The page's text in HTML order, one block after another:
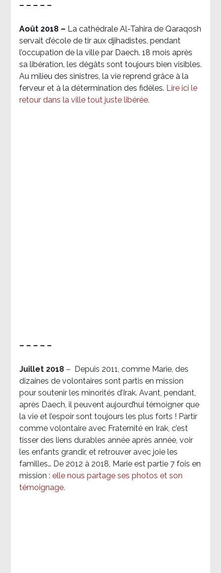
– – – – –
Août 2018 – La cathédrale Al-Tahira de Qaraqosh
servait d’école de tir aux djihadistes, pendant
l’occupation de la ville par Daech. 18 mois après
sa libération, les dégâts sont toujours bien visibles.
Au milieu des sinistres, la vie reprend grâce à la
ferveur et à la détermination des fidèles. Lire ici le
retour dans la ville tout juste libérée.
– – – – –
Juillet 2018 –
Depuis 2011, comme Marie, des
dizaines de volontaires sont partis en mission
pour soutenir les minorités d’Irak. Avant, pendant,
après Daech, il peuvent aujourd’hui témoigner que
la vie et l’espoir sont toujours les plus forts ! Partir
comme volontaire avec Fraternité en Irak, c’est
tisser des liens durables année après année, voir
les enfants grandir, et retrouver avec joie les
familles… De 2012 à 2018, Marie est partie 7 fois en
mission : elle nous partage ses photos et son
témoignage.